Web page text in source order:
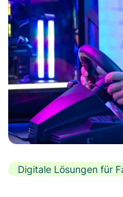
Digitale Lösungen für